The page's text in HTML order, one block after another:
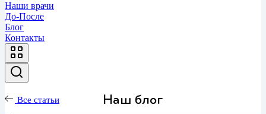
Наши врачи
До-После
Блог
Контакты
Наш блог
Все статьи